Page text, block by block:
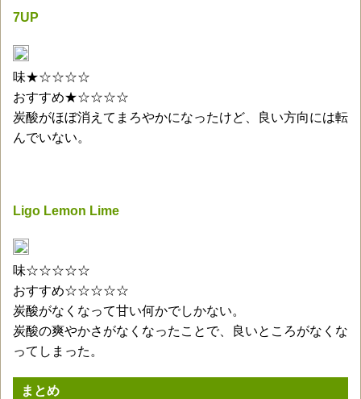
7UP
味★☆☆☆☆
おすすめ★☆☆☆☆
炭酸がほぼ消えてまろやかになったけど、良い方向には転
んでいない。
Ligo Lemon Lime
味☆☆☆☆☆
おすすめ☆☆☆☆☆
炭酸がなくなって甘い何かでしかない。
炭酸の爽やかさがなくなったことで、良いところがなくな
ってしまった。
まとめ